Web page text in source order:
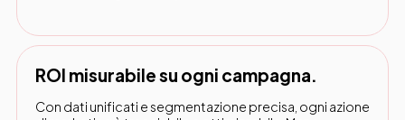
ROI misurabile su ogni campagna.
Con dati unificati e segmentazione precisa, ogni azione